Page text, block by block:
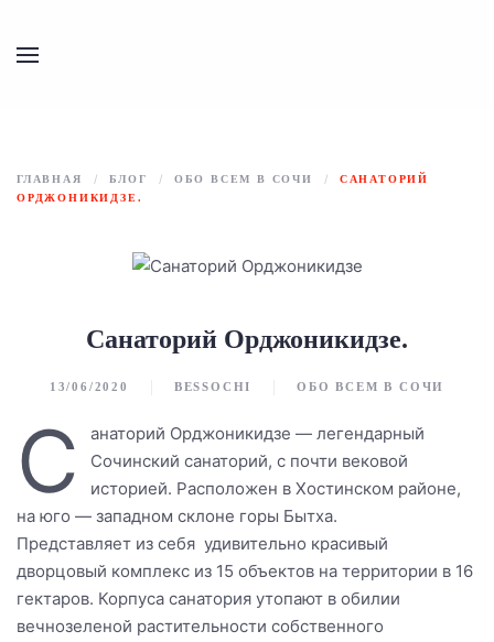
ГЛАВНАЯ БЛОГ ОБО ВСЕМ В СОЧИ
САНАТОРИЙ
ОРДЖОНИКИДЗЕ.
Санаторий Орджоникидзе.
13/06/2020 BESSOCHI ОБО ВСЕМ В СОЧИ
С
анаторий Орджоникидзе — легендарный
Сочинский санаторий, с почти вековой
историей. Расположен в Хостинском районе,
на юго — западном склоне горы Бытха.
Представляет из себя удивительно красивый
дворцовый комплекс из 15 объектов на территории в 16
гектаров. Корпуса санатория утопают в обилии
вечнозеленой растительности собственного